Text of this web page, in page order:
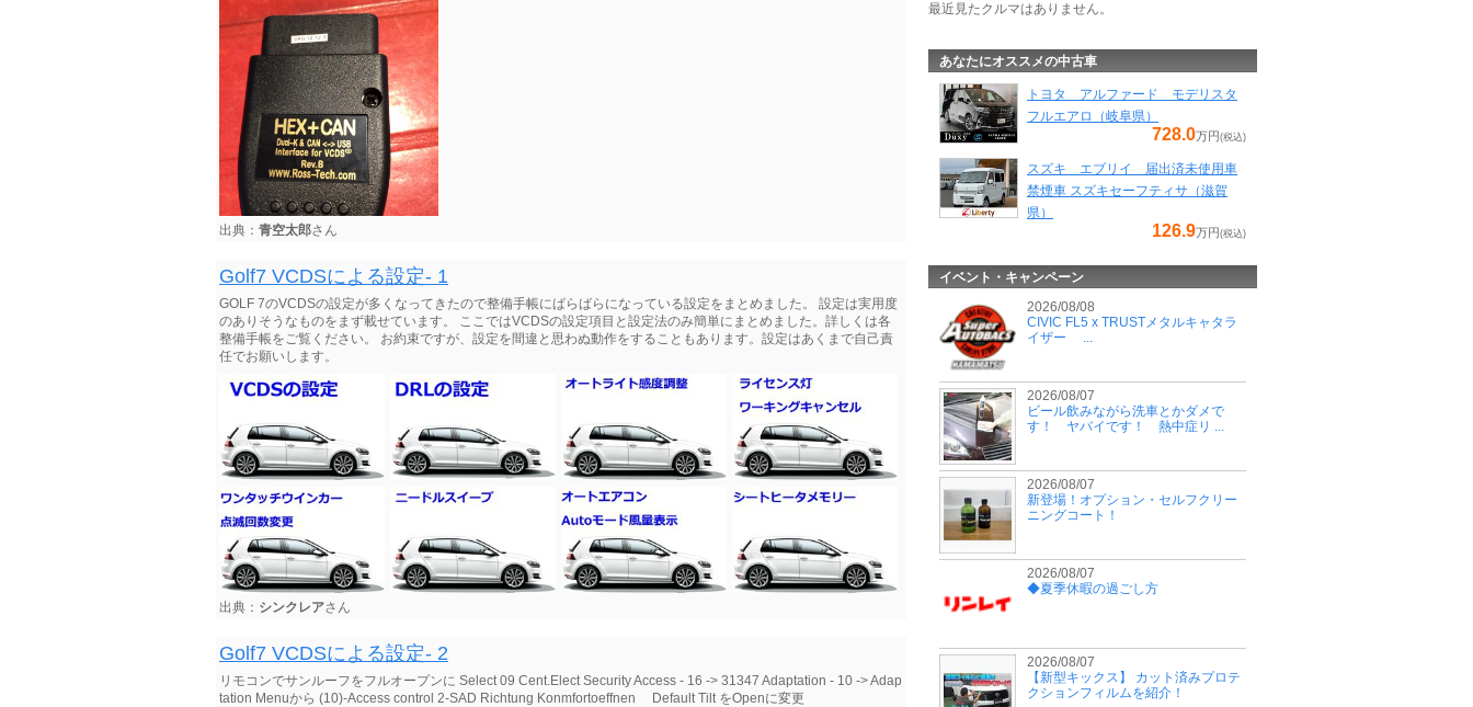
出典： 青空太郎さん
Golf7 VCDSによる設定- 1
GOLF 7のVCDSの設定が多くなってきたので整備手帳にばらばらになっている設定をまとめました。 設定は実用度
のありそうなものをまず載せています。 ここではVCDSの設定項目と設定法のみ簡単にまとめました。詳しくは各
整備手帳をご覧ください。 お約束ですが、設定を間違と思わぬ動作をすることもあります。設定はあくまで自己責
任でお願いします。
出典： シンクレアさん
Golf7 VCDSによる設定- 2
リモコンでサンルーフをフルオープンに Select 09 Cent.Elect Security Access - 16 -> 31347 Adaptation - 10 -> Adap
tation Menuから (10)-Access control 2-SAD Richtung Konmfortoeffnen Default Tilt をOpenに変更
最近見たクルマはありません。
あなたにオススメの中古車
トヨタ アルファード モデリスタ
フルエアロ（岐阜県）
728.0万円(税込)
スズキ エブリイ 届出済未使用車
禁煙車 スズキセーフティサ（滋賀
県）
126.9万円(税込)
イベント・キャンペーン
2026/08/08
CIVIC FL5 x TRUSTメタルキャタラ
イザー ...
2026/08/07
ビール飲みながら洗車とかダメで
す！ ヤバイです！ 熱中症リ ...
2026/08/07
新登場！オプション・セルフクリー
ニングコート！
2026/08/07
◆夏季休暇の過ごし方
2026/08/07
【新型キックス】 カット済みプロテ
クションフィルムを紹介！